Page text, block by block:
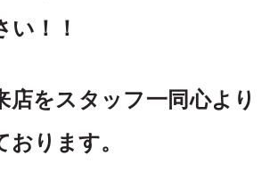
い！！
店をスタッフ一同心より
ります。